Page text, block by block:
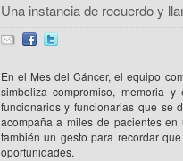
Una instancia de recuerdo y
En el Mes del Cáncer, el equipo
simboliza compromiso, memoria
funcionarios y funcionarias que se
acompaña a miles de pacientes
también un gesto para recordar
oportunidades.